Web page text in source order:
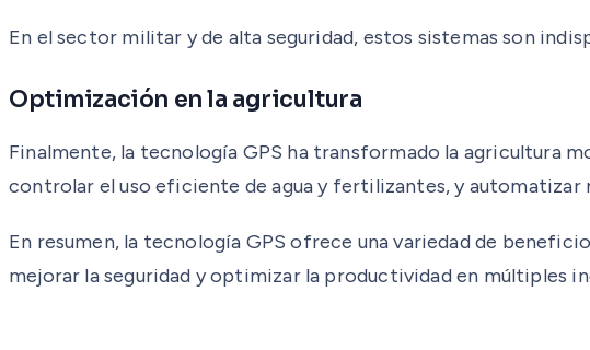
En el sector militar y de alta seguridad, estos sistemas son
Optimización en la agricultura
Finalmente, la tecnología GPS ha transformado la agricultura
controlar el uso eficiente de agua y fertilizantes, y
En resumen, la tecnología GPS ofrece una variedad de
mejorar la seguridad y optimizar la productividad en múltiples